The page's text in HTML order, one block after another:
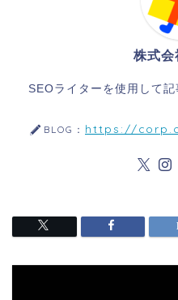
株式会
SEOライターを使用して記
BLOG： https://